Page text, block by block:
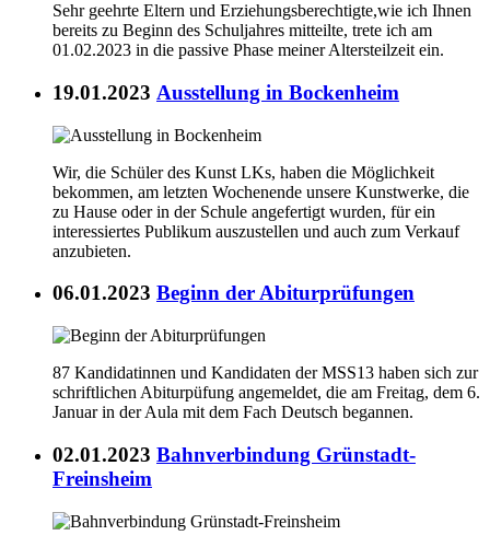
Sehr geehrte Eltern und Erziehungsberechtigte,wie ich Ihnen
bereits zu Beginn des Schuljahres mitteilte, trete ich am
01.02.2023 in die passive Phase meiner Altersteilzeit ein.
19.01.2023 Ausstellung in Bockenheim
Wir, die Schüler des Kunst LKs, haben die Möglichkeit
bekommen, am letzten Wochenende unsere Kunstwerke, die
zu Hause oder in der Schule angefertigt wurden, für ein
interessiertes Publikum auszustellen und auch zum Verkauf
anzubieten.
06.01.2023 Beginn der Abiturprüfungen
87 Kandidatinnen und Kandidaten der MSS13 haben sich zur
schriftlichen Abiturpüfung angemeldet, die am Freitag, dem 6.
Januar in der Aula mit dem Fach Deutsch begannen.
02.01.2023 Bahnverbindung Grünstadt-
Freinsheim